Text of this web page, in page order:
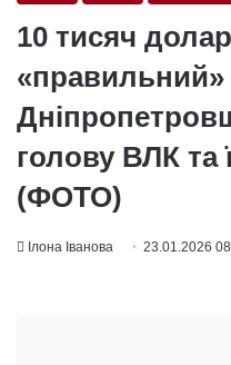
10 тисяч
«правильний»
голову ВЛК та
(ФОТО)
Ілона Іванова 23.01.2026